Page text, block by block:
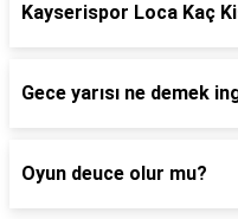
Kayserispor Loca Kaç
Gece yarısı ne demek
Oyun deuce olur mu?